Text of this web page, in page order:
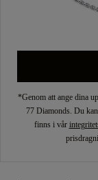
*Genom att ange dina
77 Diamonds. Du
finns i vår